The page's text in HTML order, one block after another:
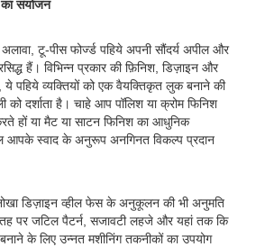
संयोजन
टू-पीस फोर्ज्ड पहिये अपनी सौंदर्य अपील और
हैं। विभिन्न प्रकार की फ़िनिश, डिज़ाइन और
पहिये व्यक्तियों को एक वैयक्तिकृत लुक बनाने की
दर्शाता है। चाहे आप पॉलिश या क्रोम फिनिश
हों या मैट या साटन फिनिश का आधुनिक
आपके स्वाद के अनुरूप अनगिनत विकल्प प्रदान
डिज़ाइन व्हील फेस के अनुकूलन की भी अनुमति
सतह पर जटिल पैटर्न, सजावटी लहजे और यहां तक ​​कि
के लिए उन्नत मशीनिंग तकनीकों का उपयोग